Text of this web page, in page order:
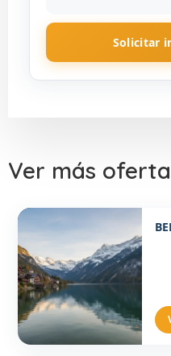
Solicitar
Ver más
Desde 1770€ p/p
8 DÍAS / 7 NOCHES